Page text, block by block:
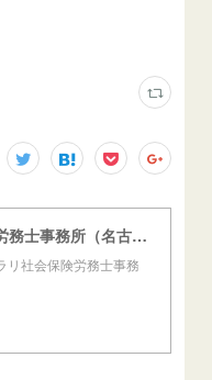
クラリ社会保険労務士事務所（名古屋西障害年金センター）
リ社会保険労務士事務